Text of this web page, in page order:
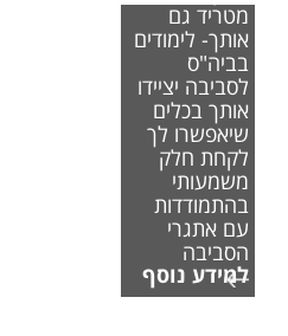
מטריד גם
אותך- לימודים
בביה"ס
לסביבה יציידו
אותך בכלים
שיאפשרו לך
לקחת חלק
משמעותי
בהתמודדות
עם אתגרי
הסביבה
למידע נוסף